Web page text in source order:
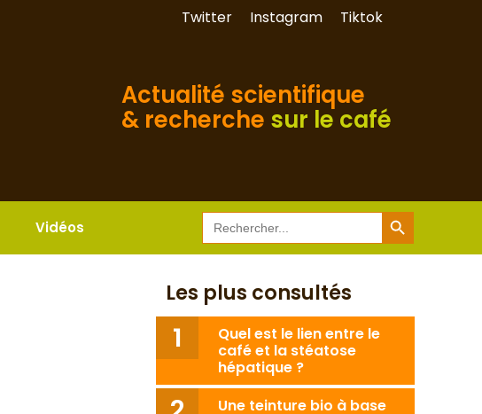
Twitter Instagram Tiktok
Actualité scientifique
& recherche sur le café
Vidéos Search
for:
Search Button
Les plus consultés
Quel est le lien entre le
café et la stéatose
hépatique ?
Une teinture bio à base